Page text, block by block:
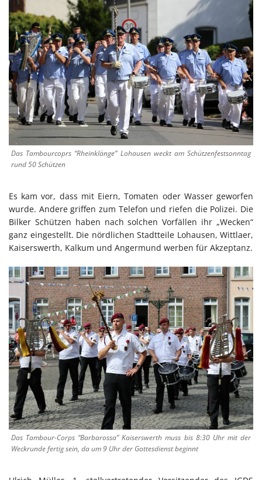
Das Tambourcoprs “Rheinklänge” Lohausen weckt am Schützenfestsonntag
rund 50 Schützen
Es kam vor, dass mit Eiern, Tomaten oder Wasser geworfen
wurde. Andere griffen zum Telefon und riefen die Polizei. Die
Bilker Schützen haben nach solchen Vorfällen ihr „Wecken“
ganz eingestellt. Die nördlichen Stadtteile Lohausen, Wittlaer,
Kaiserswerth, Kalkum und Angermund werben für Akzeptanz.
Das Tambour-Corps “Barbarossa” Kaiserswerth muss bis 8:30 Uhr mit der
Weckrunde fertig sein, da um 9 Uhr der Gottesdienst beginnt